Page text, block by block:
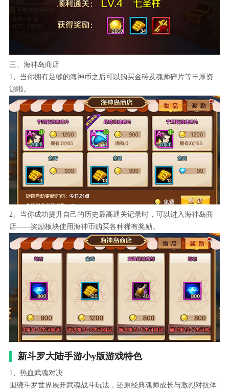
三、海神岛商店
1、当你拥有足够的海神币之后可以购买金砖及魂师碎片等丰厚资
源啦。
2、当你成功提升自己的历史最高通关记录时，可以进入海神岛商
店——奖励板块使用海神币购买各种稀有奖励。
新斗罗大陆手游小y版游戏特色
1、热血武魂对决
围绕斗罗世界展开武魂战斗玩法，还原经典魂师成长与激烈对抗体